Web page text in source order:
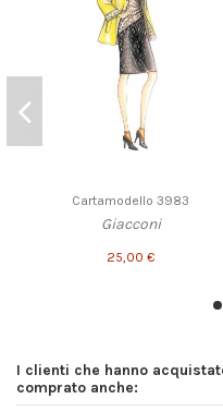
Cartamodello 3983
Giacconi
25,00 €
I clienti che hanno
comprato anche: